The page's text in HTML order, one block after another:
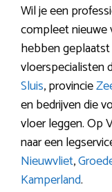
Wil je een
compleet nieuwe
hebben
vloerspecialisten
Sluis, provincie
en bedrijven die
vloer leggen. Op
naar een
Nieuwvliet,
Kamperland.